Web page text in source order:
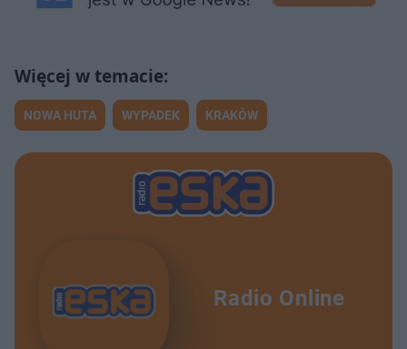
NOWA HUTA WYPADEK KRAKÓW
Radio Online